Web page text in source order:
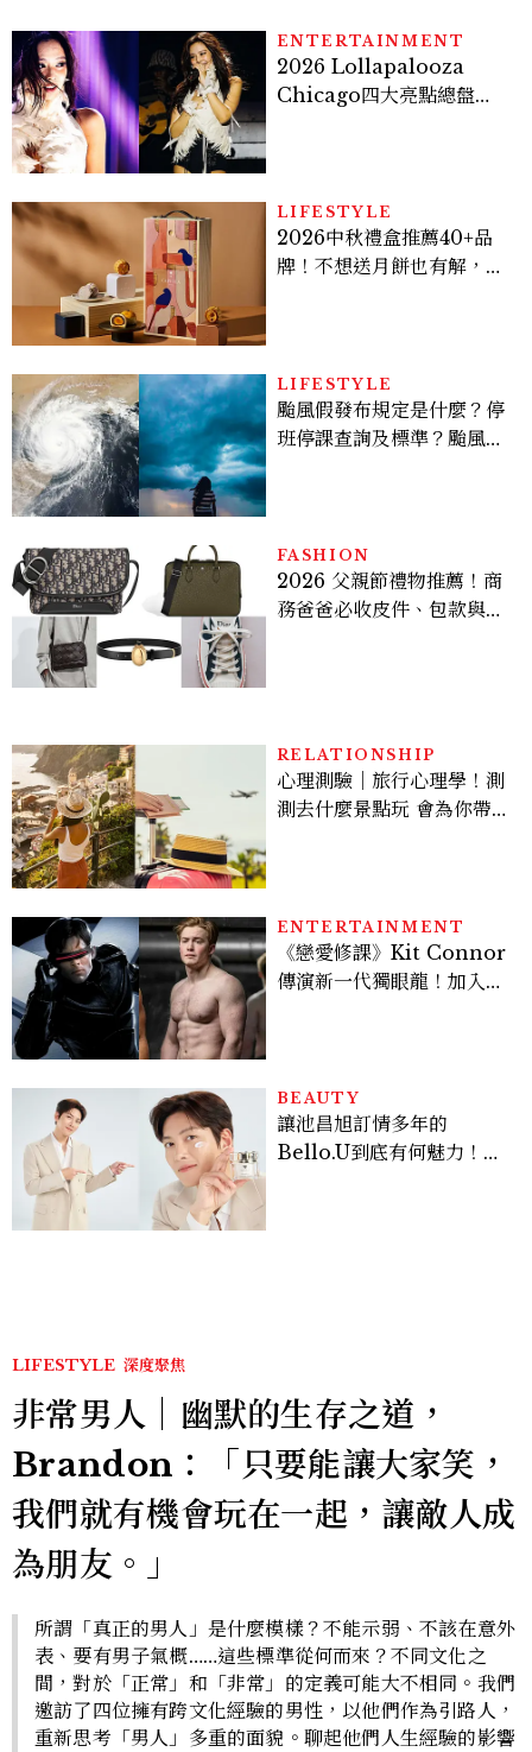
ENTERTAINMENT
2026 Lollapalooza
Chicago四大亮點總盤
LIFESTYLE
2026中秋禮盒推薦40+品
牌！不想送月餅也有解，送
LIFESTYLE
颱風假發布規定是什麼？停
班停課查詢及標準？颱風假
FASHION
2026 父親節禮物推薦！商
務爸爸必收皮件、包款與鞋
RELATIONSHIP
心理測驗｜旅行心理學！測
測去什麼景點玩 會為你帶來
ENTERTAINMENT
《戀愛修課》Kit Connor
傳演新一代獨眼龍！加入新
BEAUTY
讓池昌旭訂情多年的
Bello.U到底有何魅力！揭
LIFESTYLE 深度聚焦
非常男人｜幽默的生存之道，
Brandon：「只要能讓大家笑，
我們就有機會玩在一起，讓敵人成
為朋友。」
所謂「真正的男人」是什麼模樣？不能示弱、不該在意外
表、要有男子氣概……這些標準從何而來？不同文化之
間，對於「正常」和「非常」的定義可能大不相同。我們
邀訪了四位擁有跨文化經驗的男性，以他們作為引路人，
重新思考「男人」多重的面貌。聊起他們人生經驗的影響